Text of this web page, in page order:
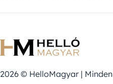
2026 © HelloMagyar |